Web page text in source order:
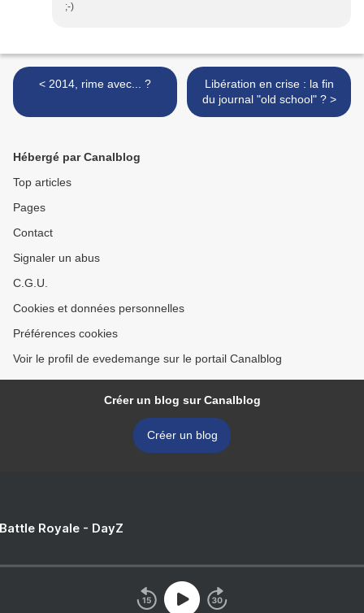
;-)
< 2014, rime avec... ?
Libération en crise : la fin
du journal "old school" ? >
Hébergé par Canalblog
Top articles
Pages
Contact
Signaler un abus
C.G.U.
Cookies et données personnelles
Préférences cookies
Voir le profil de evedemange sur le portail Canalblog
Créer un blog sur Canalblog
Créer un blog
Royale - DayZ